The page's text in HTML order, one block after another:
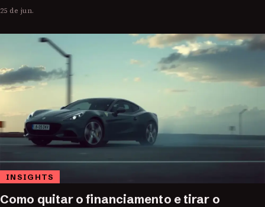
25 de jun.
INSIGHTS
Como quitar o financiamento e tirar o